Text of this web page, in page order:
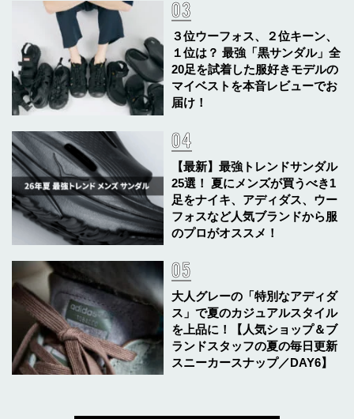
３位ウーフォス、２位キーン、
１位は？ 最強「黒サンダル」全
20足を試着した服好きモデルの
マイベストを本音レビューでお
届け！
【最新】最強トレンドサンダル
25選！ 夏にメンズが買うべき1
足をナイキ、アディダス、ウー
フォスなど人気ブランドから服
のプロがオススメ！
大人グレーの「特別なアディダ
ス」で夏のカジュアルスタイル
を上品に！【人気ショップ＆ブ
ランドスタッフの夏の毎日更新
スニーカースナップ／DAY6】